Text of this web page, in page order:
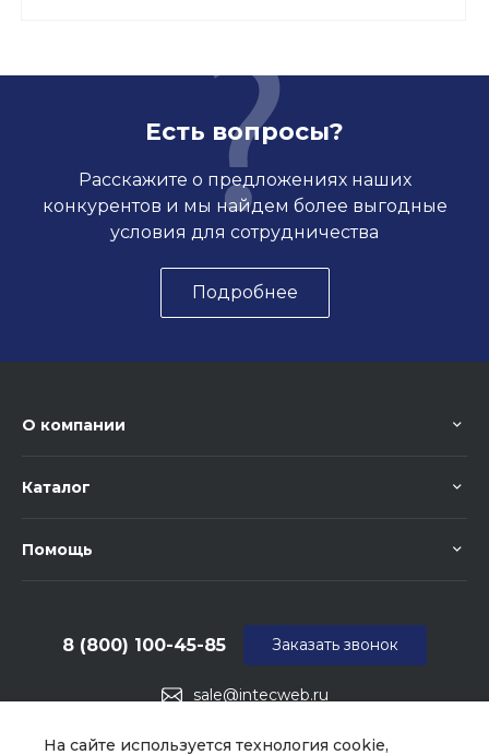
На сайте используется технология cookie,
Есть вопросы?
Расскажите о предложениях наших
конкурентов и мы найдем более выгодные
условия для сотрудничества
Подробнее
О компании
Каталог
Помощь
sale@intecweb.ru
8 (800) 100-45-85
г. Москва, ул. Люсиновская, д. 39
Заказать звонок